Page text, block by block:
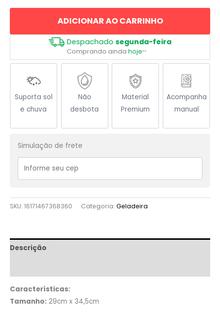
Demoníaco
ADICIONAR AO CARRINHO
Despachado segunda-feira
Comprando ainda hoje**
Suporta sol
e chuva
Não
desbota
Material
Premium
Acompanha
manual
Simulação de frete
SKU: 16171467368360 Categoria: Geladeira
Descrição
Características:
Tamanho: 29cm x 34,5cm